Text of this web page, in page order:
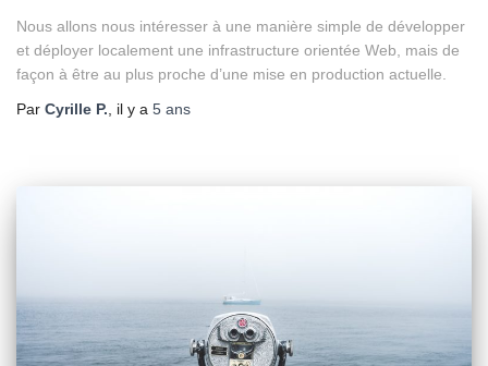
Nous allons nous intéresser à une manière simple de développer
et déployer localement une infrastructure orientée Web, mais de
façon à être au plus proche d’une mise en production actuelle.
Par Cyrille P. , il y a 5 ans